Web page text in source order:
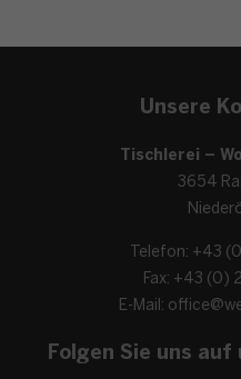
Unsere
Tischlerei –
3654
Telefon: +43
Fax: +43 (0)
E-Mail:
Folgen Sie uns